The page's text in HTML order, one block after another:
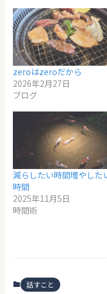
zeroはzeroだから
2026年2月27日
ブログ
減らしたい時間増やした
時間
2025年11月5日
時間術
話すこと